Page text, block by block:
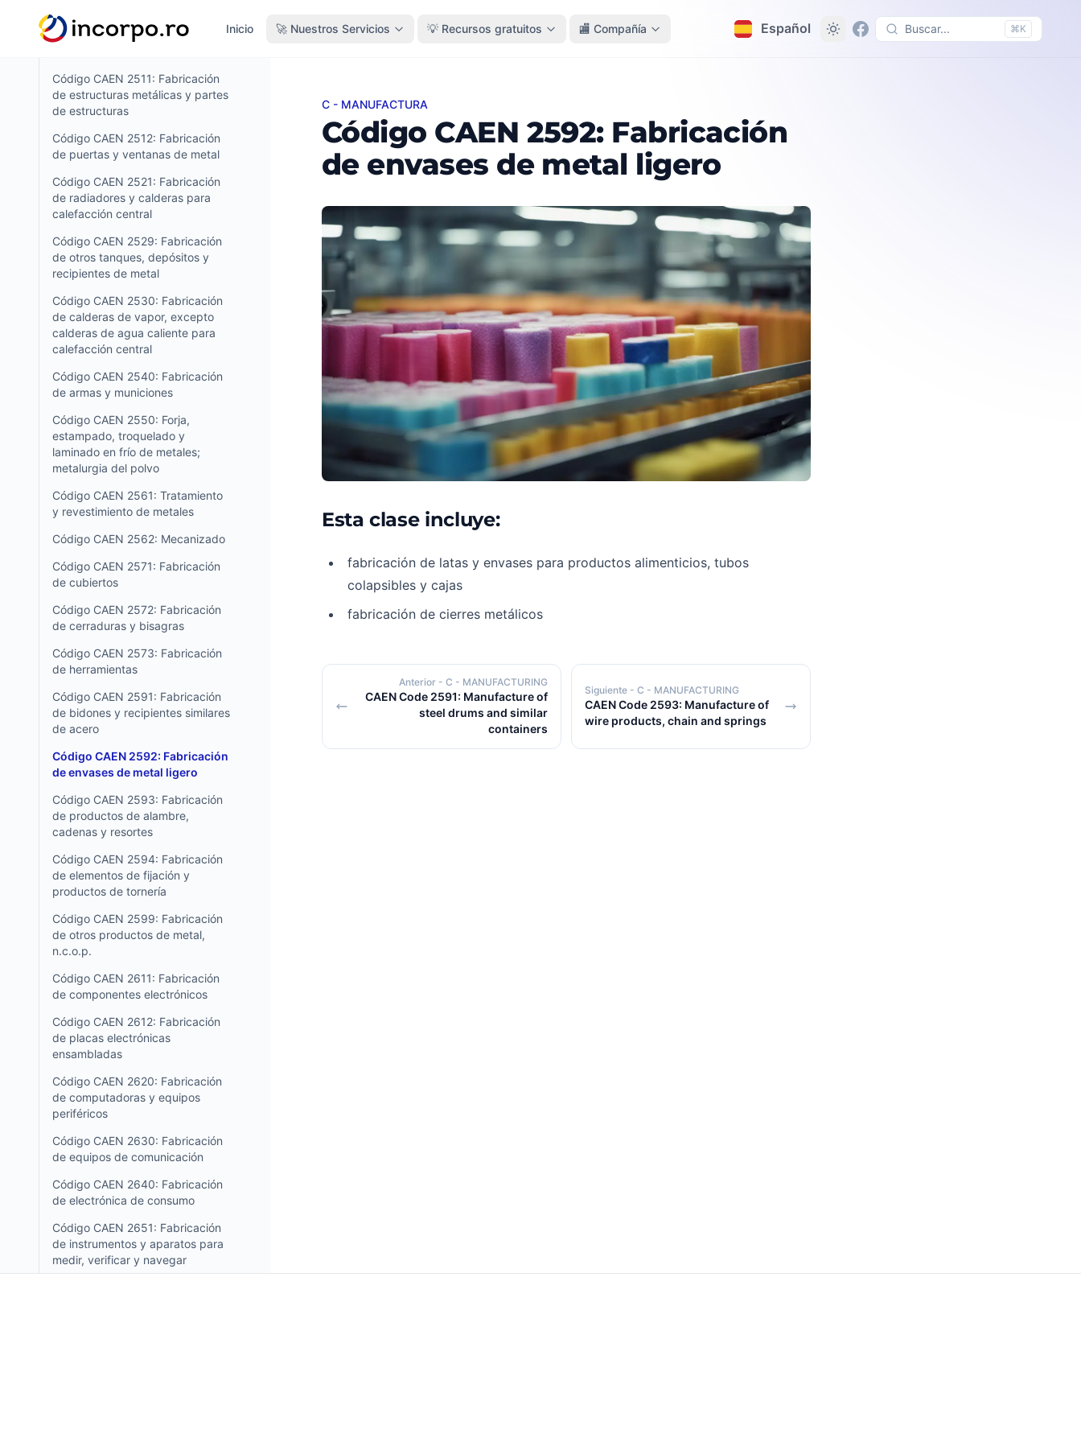
principal
Inicio 🚀 Nuestros Servicios 💡 Recursos gratuitos 🏬 Compañía Español Buscar... ⌘K
Código CAEN 2454: Fundición de
Código CAEN 2511: Fabricación
de estructuras metálicas y partes
de estructuras
Código CAEN 2512: Fabricación
de puertas y ventanas de metal
Código CAEN 2521: Fabricación
de radiadores y calderas para
calefacción central
Código CAEN 2529: Fabricación
de otros tanques, depósitos y
recipientes de metal
Código CAEN 2530: Fabricación
de calderas de vapor, excepto
calderas de agua caliente para
calefacción central
Código CAEN 2540: Fabricación
de armas y municiones
Código CAEN 2550: Forja,
estampado, troquelado y
laminado en frío de metales;
metalurgia del polvo
Código CAEN 2561: Tratamiento
y revestimiento de metales
Código CAEN 2562: Mecanizado
Código CAEN 2571: Fabricación
de cubiertos
Código CAEN 2572: Fabricación
de cerraduras y bisagras
Código CAEN 2573: Fabricación
de herramientas
Código CAEN 2591: Fabricación
de bidones y recipientes similares
de acero
Código CAEN 2592: Fabricación
de envases de metal ligero
Código CAEN 2593: Fabricación
de productos de alambre,
cadenas y resortes
Código CAEN 2594: Fabricación
de elementos de fijación y
productos de tornería
Código CAEN 2599: Fabricación
de otros productos de metal,
n.c.o.p.
Código CAEN 2611: Fabricación
de componentes electrónicos
Código CAEN 2612: Fabricación
de placas electrónicas
ensambladas
Código CAEN 2620: Fabricación
de computadoras y equipos
periféricos
Código CAEN 2630: Fabricación
de equipos de comunicación
Código CAEN 2640: Fabricación
de electrónica de consumo
Código CAEN 2651: Fabricación
de instrumentos y aparatos para
medir, verificar y navegar
Código CAEN 2592: Fabricación de envases de metal ligero
C - MANUFACTURA
Código CAEN 2592: Fabricación
de envases de metal ligero
Esta clase incluye:
fabricación de latas y envases para productos alimenticios, tubos
colapsibles y cajas
fabricación de cierres metálicos
Anterior - C - MANUFACTURING
CAEN Code 2591: Manufacture of
steel drums and similar
containers
Siguiente - C - MANUFACTURING
CAEN Code 2593: Manufacture of
wire products, chain and springs